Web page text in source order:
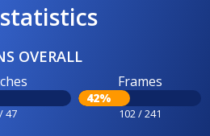
OVERALL
47
Frames
42%
102 / 241